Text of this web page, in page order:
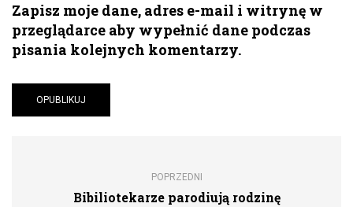
Zapisz moje dane, adres e-mail i witrynę w
przeglądarce aby wypełnić dane podczas
pisania kolejnych komentarzy.
POPRZEDNI
Bibiliotekarze parodiują rodzinę